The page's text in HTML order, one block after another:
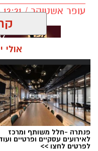
עופר אשטוקר / 12:21 07.08.26
תגים:אליצור יבנה,
אולי
פנתרה -חלל משותף ומרכז
לאירועים עסקיים ופרטיים
לפרטים לחצו >>